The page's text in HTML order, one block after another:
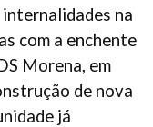
na
com a enchente
Morena, em
de nova
já